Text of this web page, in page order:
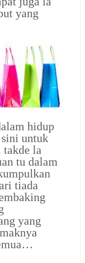
yang
hidup
untuk
la
tu dalam
tiada
yang